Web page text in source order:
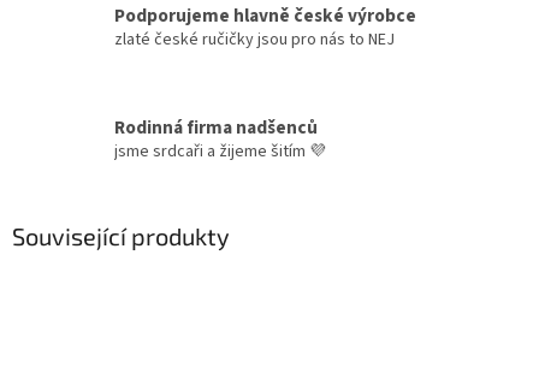
Podporujeme hlavně české výrobce
zlaté české ručičky jsou pro nás to NEJ
Rodinná firma nadšenců
jsme srdcaři a žijeme šitím 💜
Související produkty